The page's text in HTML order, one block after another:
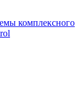
комплексного